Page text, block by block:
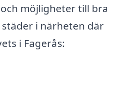
möjligheter till bra
i närheten där
i Fagerås: